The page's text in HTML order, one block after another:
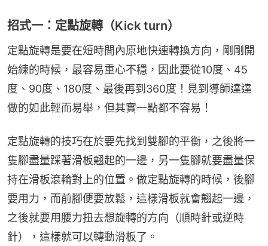
招式一：定點旋轉（Kick turn）
定點旋轉是要在短時間內原地快速轉換方向，剛剛開
始練的時候，最容易重心不穩，因此要從10度、45
度、90度、180度、最後再到360度！見到導師達達
做的如此輕而易舉，但其實一點都不容易！
定點旋轉的技巧在於要先找到雙腳的平衡，之後將一
隻腳盡量踩著滑板翹起的一邊，另一隻腳就要盡量保
持在滑板滾輪對上的位置。做定點旋轉的時候，後腳
要用力，而前腳便要放鬆，這樣滑板就會翹起一邊，
之後就要用腰力扭去想旋轉的方向（順時針或逆時
針），這樣就可以轉動滑板了。